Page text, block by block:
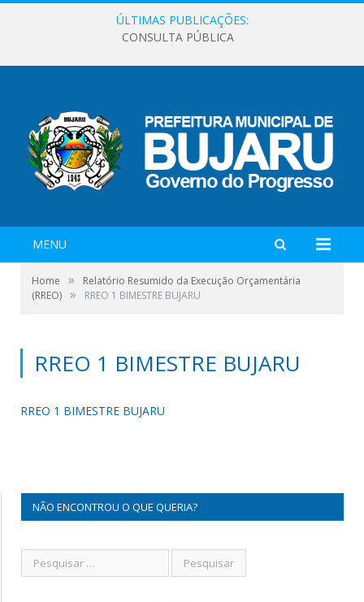
ÚLTIMAS PUBLICAÇÕES:
CONSULTA PÚBLICA
MENU
Home »
Relatório Resumido da Execução Orçamentária
(RREO) » RREO 1 BIMESTRE BUJARU
RREO 1 BIMESTRE BUJARU
RREO 1 BIMESTRE BUJARU
NÃO ENCONTROU O QUE QUERIA?